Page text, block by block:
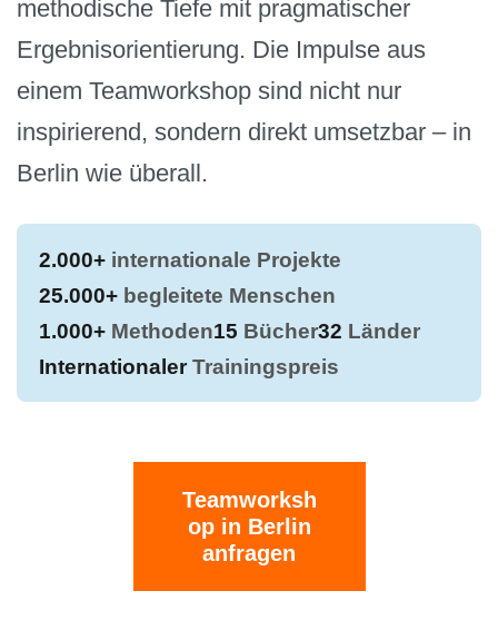
methodische Tiefe mit pragmatischer
Ergebnisorientierung. Die Impulse aus
einem Teamworkshop sind nicht nur
inspirierend, sondern direkt umsetzbar – in
Berlin wie überall.
2.000+ internationale Projekte
25.000+ begleitete Menschen
1.000+ Methoden15 Bücher32 Länder
InternationalerTrainingspreis
Teamworksh
op in Berlin
anfragen